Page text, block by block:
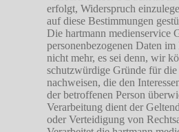
erfolgt, Widerspruch
auf diese Bestimmungen
Die hartmann medienservice
personenbezogenen Daten
nicht mehr, es sei denn, wir
schutzwürdige Gründe für die
nachweisen, die den
der betroffenen Person
Verarbeitung dient der
oder Verteidigung von